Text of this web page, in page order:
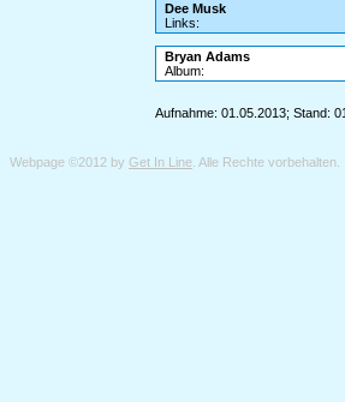
Dee Musk
Links:
Bryan Adams
Album:
Aufnahme: 01.05.2013; Stand:
Webpage ©2012 by Get In Line . Alle Rechte vorbehalten.